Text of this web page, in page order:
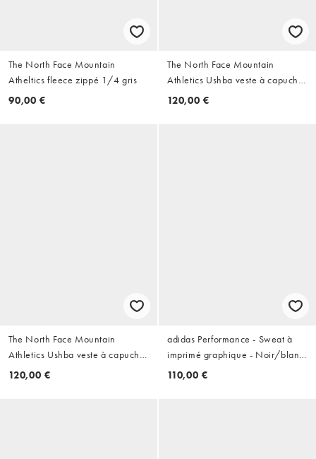
The North Face Mountain
Atheltics fleece zippé 1/4 gris
90,00 €
The North Face Mountain
Athletics Ushba veste à capuche
couleur pierre
120,00 €
The North Face Mountain
Athletics Ushba veste à capuche
noire
120,00 €
adidas Performance - Sweat à
imprimé graphique - Noir/blanc
nuage
110,00 €